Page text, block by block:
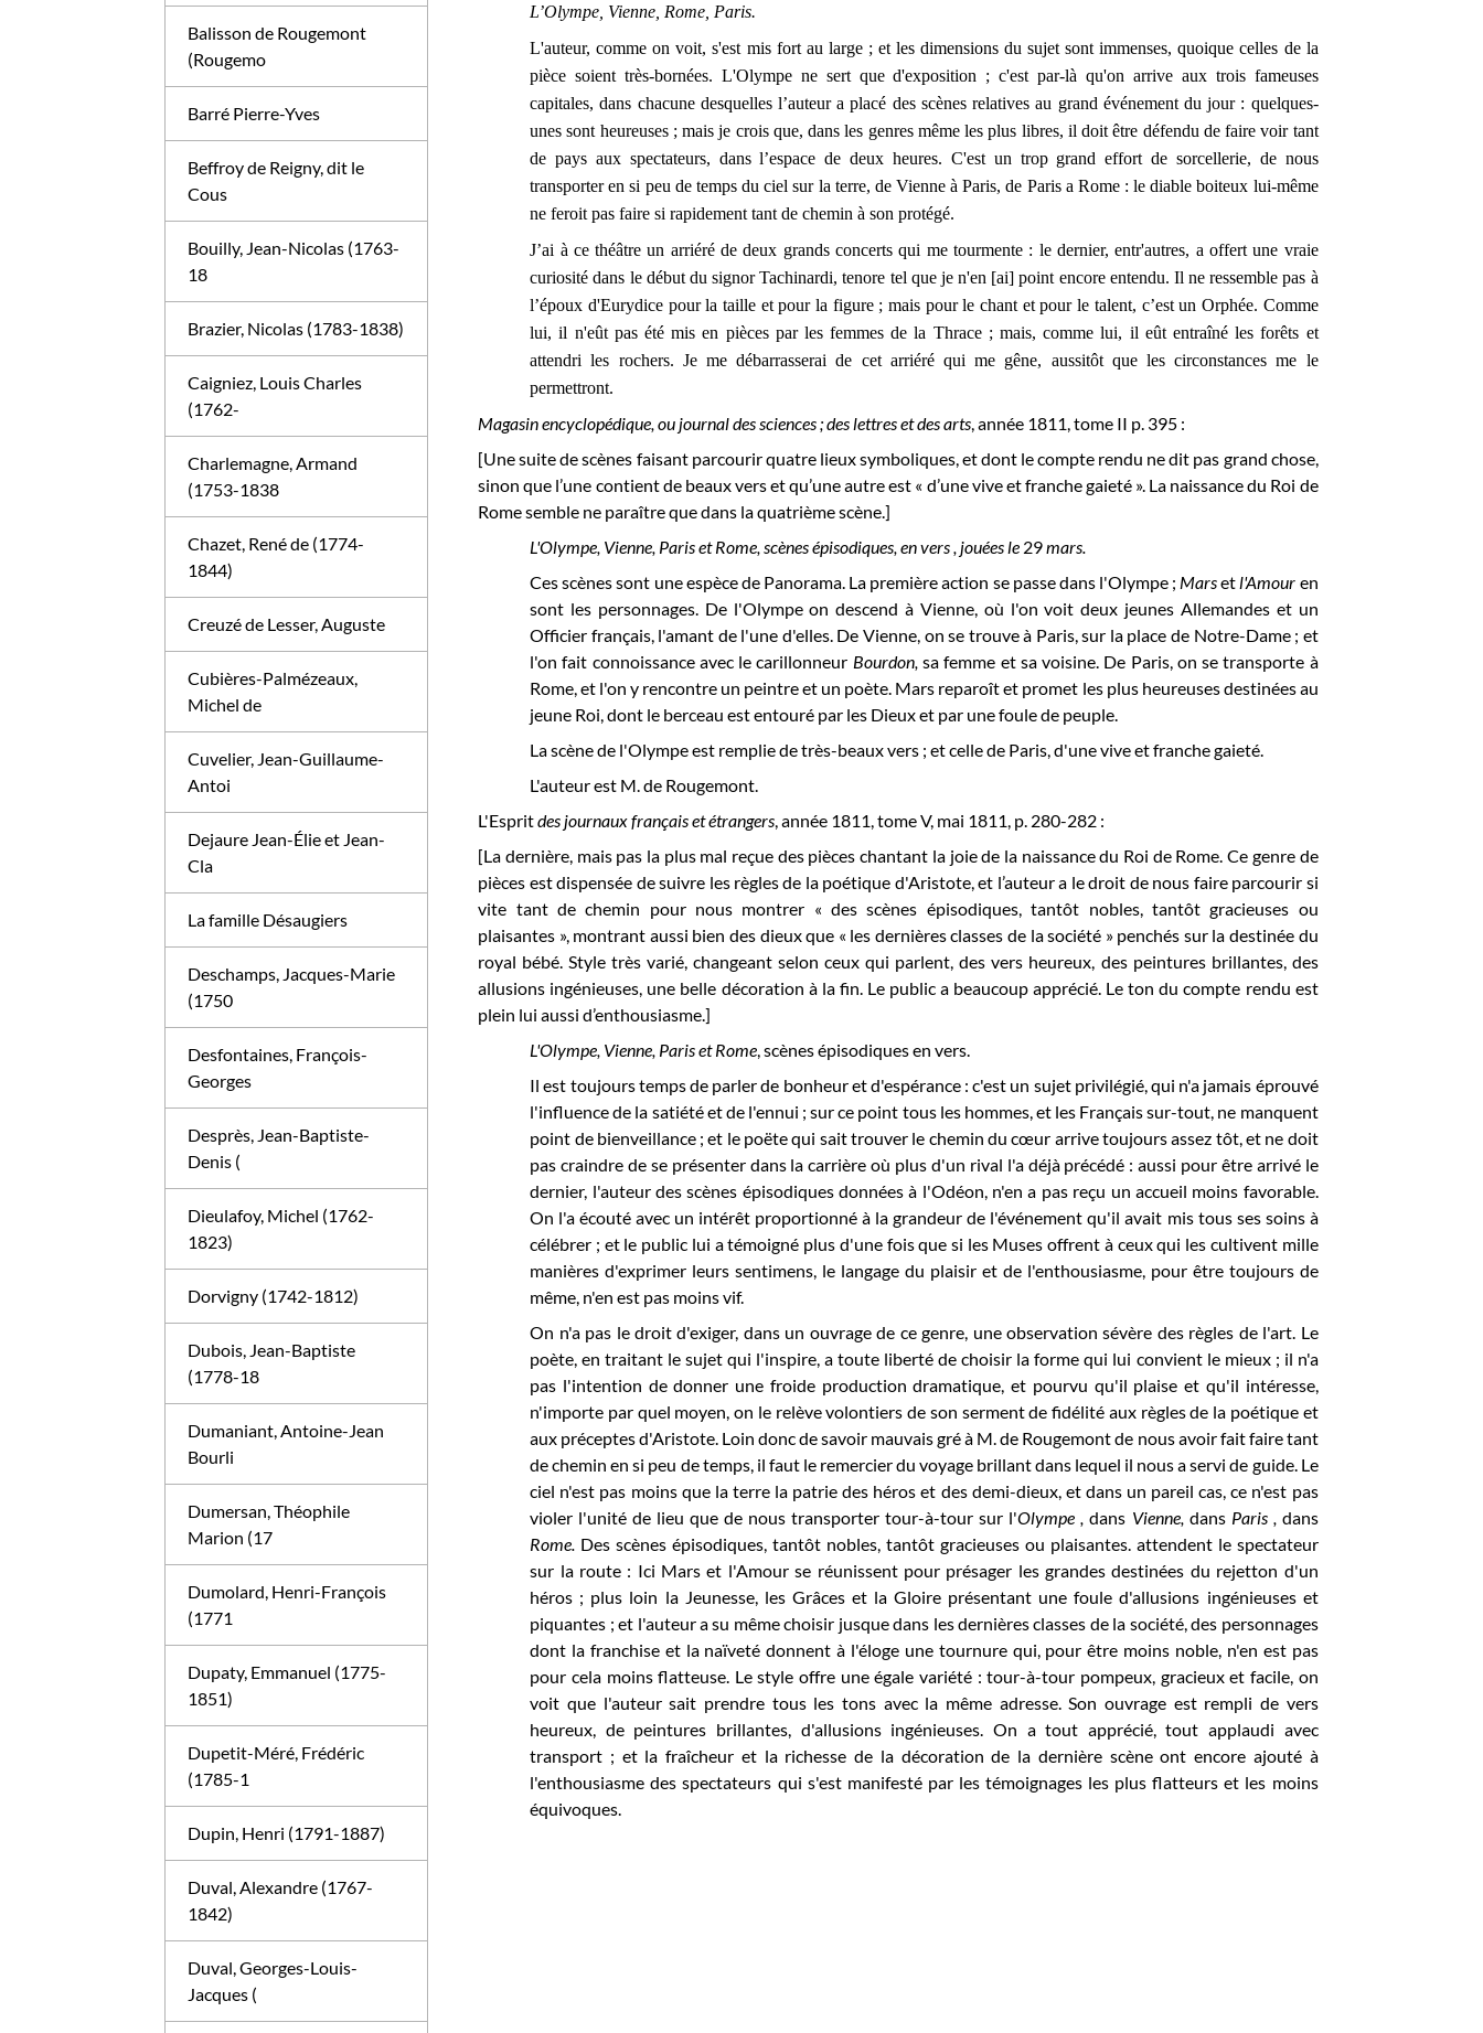
L’Olympe, Vienne, Rome, Paris.
L'auteur, comme on voit, s'est mis fort au large ; et les dimensions du sujet sont immenses, quoique celles de la
pièce soient très-bornées. L'Olympe ne sert que d'exposition ; c'est par-là qu'on arrive aux trois fameuses
capitales, dans chacune desquelles l’auteur a placé des scènes relatives au grand événement du jour : quelques-
unes sont heureuses ; mais je crois que, dans les genres même les plus libres, il doit être défendu de faire voir tant
de pays aux spectateurs, dans l’espace de deux heures. C'est un trop grand effort de sorcellerie, de nous
transporter en si peu de temps du ciel sur la terre, de Vienne à Paris, de Paris a Rome : le diable boiteux lui-même
ne feroit pas faire si rapidement tant de chemin à son protégé.
J’ai à ce théâtre un arriéré de deux grands concerts qui me tourmente : le dernier, entr'autres, a offert une vraie
curiosité dans le début du signor Tachinardi, tenore tel que je n'en [ai] point encore entendu. Il ne ressemble pas à
l’époux d'Eurydice pour la taille et pour la figure ; mais pour le chant et pour le talent, c’est un Orphée. Comme
lui, il n'eût pas été mis en pièces par les femmes de la Thrace ; mais, comme lui, il eût entraîné les forêts et
attendri les rochers. Je me débarrasserai de cet arriéré qui me gêne, aussitôt que les circonstances me le
permettront.
Magasin encyclopédique, ou journal des sciences ; des lettres et des arts, année 1811, tome II p. 395 :
[Une suite de scènes faisant parcourir quatre lieux symboliques, et dont le compte rendu ne dit pas grand chose,
sinon que l’une contient de beaux vers et qu’une autre est « d’une vive et franche gaieté ». La naissance du Roi de
Rome semble ne paraître que dans la quatrième scène.]
L'Olympe, Vienne, Paris et Rome, scènes épisodiques, en vers , jouées le 29mars.
Ces scènes sont une espèce de Panorama. La première action se passe dans l'Olympe ; Marsetl'Amour en
sont les personnages. De l'Olympe on descend à Vienne, où l'on voit deux jeunes Allemandes et un
Officier français, l'amant de l'une d'elles. De Vienne, on se trouve à Paris, sur la place de Notre-Dame ; et
l'on fait connoissance avec le carillonneur Bourdon,sa femme et sa voisine. De Paris, on se transporte à
Rome, et l'on y rencontre un peintre et un poète. Mars reparoît et promet les plus heureuses destinées au
jeune Roi, dont le berceau est entouré par les Dieux et par une foule de peuple.
La scène de l'Olympe est remplie de très-beaux vers ; et celle de Paris, d'une vive et franche gaieté.
L'auteur est M. de Rougemont.
L'Espritdes journaux français et étrangers, année 1811, tome V, mai 1811, p. 280-282 :
[La dernière, mais pas la plus mal reçue des pièces chantant la joie de la naissance du Roi de Rome. Ce genre de
pièces est dispensée de suivre les règles de la poétique d'Aristote, et l’auteur a le droit de nous faire parcourir si
vite tant de chemin pour nous montrer « des scènes épisodiques, tantôt nobles, tantôt gracieuses ou
plaisantes », montrant aussi bien des dieux que « les dernières classes de la société » penchés sur la destinée du
royal bébé. Style très varié, changeant selon ceux qui parlent, des vers heureux, des peintures brillantes, des
allusions ingénieuses, une belle décoration à la fin. Le public a beaucoup apprécié. Le ton du compte rendu est
plein lui aussi d’enthousiasme.]
L'Olympe, Vienne, Paris et Rome, scènes épisodiques en vers.
Il est toujours temps de parler de bonheur et d'espérance : c'est un sujet privilégié, qui n'a jamais éprouvé
l'influence de la satiété et de l'ennui ; sur ce point tous les hommes, et les Français sur-tout, ne manquent
point de bienveillance ; et le poëte qui sait trouver le chemin du cœur arrive toujours assez tôt, et ne doit
pas craindre de se présenter dans la carrière où plus d'un rival l'a déjà précédé : aussi pour être arrivé le
dernier, l'auteur des scènes épisodiques données à l'Odéon, n'en a pas reçu un accueil moins favorable.
On l'a écouté avec un intérêt proportionné à la grandeur de l'événement qu'il avait mis tous ses soins à
célébrer ; et le public lui atémoigné plus d'une fois que si les Muses offrent à ceux qui les cultivent mille
manières d'exprimer leurs sentimens, le langage du plaisir et de l'enthousiasme, pour être toujours de
même, n'en est pas moins vif.
On n'a pas le droit d'exiger, dans un ouvrage de ce genre, une observation sévère des règles de l'art. Le
poète, en traitant le sujet qui l'inspire, a toute liberté de choisir la forme qui lui convient le mieux ; il n'a
pas l'intention de donner une froide production dramatique, et pourvu qu'il plaise et qu'il intéresse,
n'importe par quel moyen, on le relève volontiers de son serment de fidélité aux règles de la poétique et
aux préceptes d'Aristote. Loin donc de savoir mauvais gré à M. de Rougemont de nous avoir fait faire tant
de chemin en si peu de temps, il faut le remercier du voyage brillant dans lequel il nous a servi de guide. Le
ciel n'est pas moins que la terre la patrie des héros et des demi-dieux, et dans un pareil cas, ce n'est pas
violer l'unité de lieu que de nous transporter tour-à-tour sur l'Olympe ,dans Vienne, dans Paris , dans
Rome. Des scènes épisodiques, tantôt nobles, tantôt gracieuses ou plaisantes. attendent le spectateur
sur la route : Ici Mars et l'Amour se réunissent pour présager les grandes destinées du rejetton d'un
héros ; plus loin la Jeunesse, les Grâces et la Gloire présentant une foule d'allusions ingénieuses et
piquantes ; et l'auteur a su même choisir jusque dans les dernières classes de la société, des personnages
dont la franchise et la naïveté donnent à l'éloge une tournure qui, pour être moins noble, n'en est pas
pour cela moins flatteuse. Le style offre une égale variété : tour-à-tour pompeux, gracieux et facile, on
voit que l'auteur sait prendre tous les tons avec la même adresse. Son ouvrage est rempli de vers
heureux, de peintures brillantes, d'allusions ingénieuses. On a tout apprécié, tout applaudi avec
transport ; et la fraîcheur et la richesse de la décoration de la dernière scène ont encore ajouté à
l'enthousiasme des spectateurs qui s'est manifesté par les témoignages les plus flatteurs et les moins
équivoques.
Balisson de Rougemont
(Rougemo
Barré Pierre-Yves
Beffroy de Reigny, dit le
Cous
Bouilly, Jean-Nicolas (1763-
18
Brazier, Nicolas (1783-1838)
Caigniez, Louis Charles
(1762-
Charlemagne, Armand
(1753-1838
Chazet, René de (1774-
1844)
Creuzé de Lesser, Auguste
Cubières-Palmézeaux,
Michel de
Cuvelier, Jean-Guillaume-
Antoi
Dejaure Jean-Élie et Jean-
Cla
La famille Désaugiers
Deschamps, Jacques-Marie
(1750
Desfontaines, François-
Georges
Desprès, Jean-Baptiste-
Denis (
Dieulafoy, Michel (1762-
1823)
Dorvigny (1742-1812)
Dubois, Jean-Baptiste
(1778-18
Dumaniant, Antoine-Jean
Bourli
Dumersan, Théophile
Marion (17
Dumolard, Henri-François
(1771
Dupaty, Emmanuel (1775-
1851)
Dupetit-Méré, Frédéric
(1785-1
Dupin, Henri (1791-1887)
Duval, Alexandre (1767-
1842)
Duval, Georges-Louis-
Jacques (